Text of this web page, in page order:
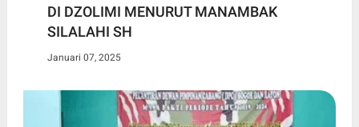
DI DZOLIMI MENURUT MANAMBAK
SILALAHI SH
Januari 07, 2025